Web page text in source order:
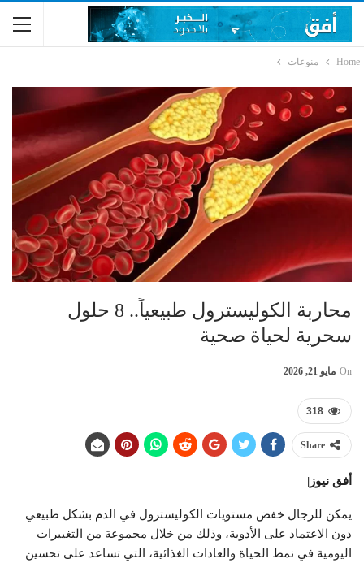
Home منوعات
محاربة الكوليسترول طبيعياً.. 8 حلول
سحرية لحياة صحية
On مايو 21, 2026
318
Share
أفق نيوز|
يمكن للرجال خفض مستويات الكوليسترول في الدم بشكل طبيعي
دون الاعتماد على الأدوية، وذلك من خلال مجموعة من التغييرات
اليومية في نمط الحياة والعادات الغذائية، التي تساعد على تحسين